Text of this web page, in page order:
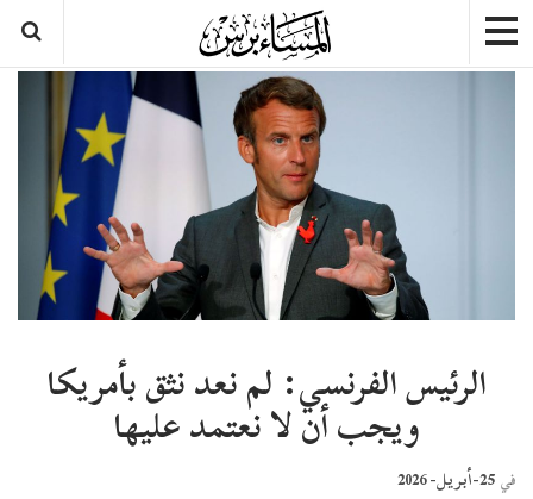
الرئيس الفرنسي: لم نعد نثق بأمريكا
ويجب أن لا نعتمد عليها
في 25-أبريل- 2026